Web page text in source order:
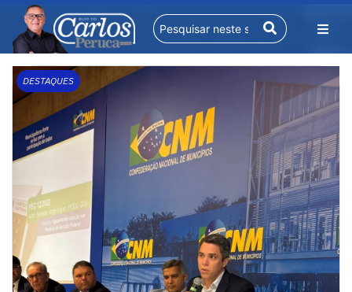
DESTAQUES